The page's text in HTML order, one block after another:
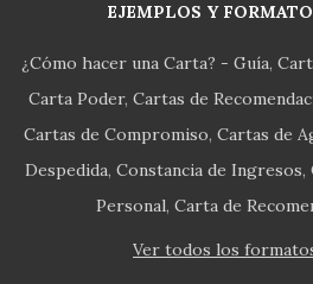
EJEMPLOS Y
¿Cómo hacer una Carta? - Guía
Carta Poder Cartas de
Cartas de Compromiso Cartas de
Despedida Constancia de Ingresos
Personal Carta de
Ver todos los